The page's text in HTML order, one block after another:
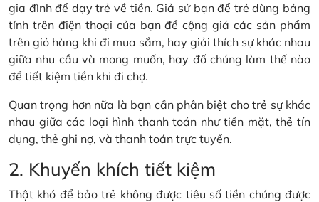
gia đình để dạy trẻ về tiền. Giả sử bạn để trẻ dùng bảng
tính trên điện thoại của bạn để cộng giá các sản phẩm
trên giỏ hàng khi đi mua sắm, hay giải thích sự khác nhau
giữa nhu cầu và mong muốn, hay đố chúng làm thế nào
để tiết kiệm tiền khi đi chợ.
Quan trọng hơn nữa là bạn cần phân biệt cho trẻ sự khác
nhau giữa các loại hình thanh toán như tiền mặt, thẻ tín
dụng, thẻ ghi nợ, và thanh toán trực tuyến.
2. Khuyến khích tiết kiệm
Thật khó để bảo trẻ không được tiêu số tiền chúng được